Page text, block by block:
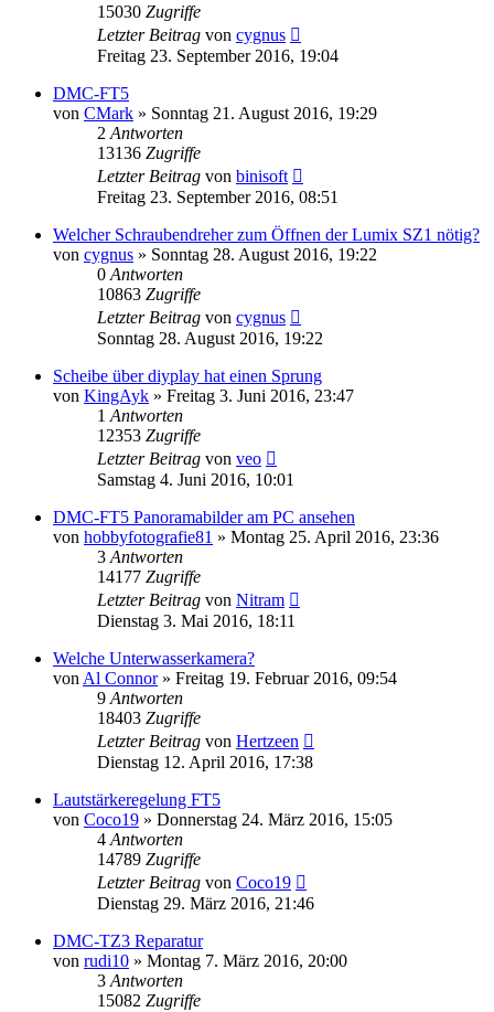
15030 Zugriffe
Letzter Beitrag von cygnus
Freitag 23. September 2016, 19:04
DMC-FT5
von CMark » Sonntag 21. August 2016, 19:29
2 Antworten
13136 Zugriffe
Letzter Beitrag von binisoft
Freitag 23. September 2016, 08:51
Welcher Schraubendreher zum Öffnen der Lumix SZ1 nötig?
von cygnus » Sonntag 28. August 2016, 19:22
0 Antworten
10863 Zugriffe
Letzter Beitrag von cygnus
Sonntag 28. August 2016, 19:22
Scheibe über diyplay hat einen Sprung
von KingAyk » Freitag 3. Juni 2016, 23:47
1 Antworten
12353 Zugriffe
Letzter Beitrag von veo
Samstag 4. Juni 2016, 10:01
DMC-FT5 Panoramabilder am PC ansehen
von hobbyfotografie81 » Montag 25. April 2016, 23:36
3 Antworten
14177 Zugriffe
Letzter Beitrag von Nitram
Dienstag 3. Mai 2016, 18:11
Welche Unterwasserkamera?
von Al Connor» Freitag 19. Februar 2016, 09:54
9 Antworten
18403 Zugriffe
Letzter Beitrag von Hertzeen
Dienstag 12. April 2016, 17:38
Lautstärkeregelung FT5
von Coco19 » Donnerstag 24. März 2016, 15:05
4 Antworten
14789 Zugriffe
Letzter Beitrag von Coco19
Dienstag 29. März 2016, 21:46
DMC-TZ3 Reparatur
von rudi10 » Montag 7. März 2016, 20:00
3 Antworten
15082 Zugriffe